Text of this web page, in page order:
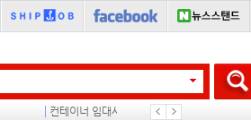
컨테이너 임대사 석도